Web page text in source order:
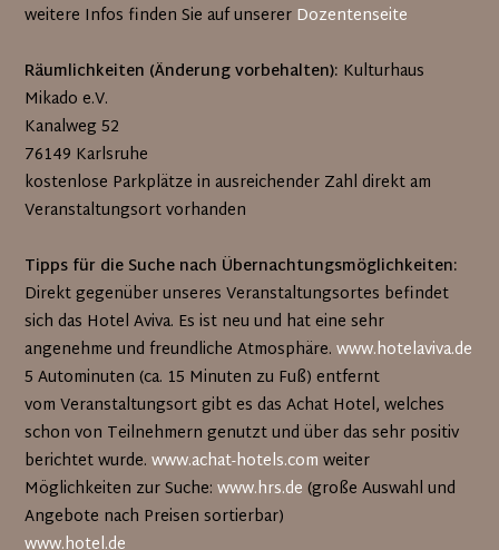
weitere Infos finden Sie auf unserer Dozentenseite
Räumlichkeiten (Änderung vorbehalten): Kulturhaus
Mikado e.V.
Kanalweg 52
76149 Karlsruhe
kostenlose Parkplätze in ausreichender Zahl direkt am
Veranstaltungsort vorhanden
Tipps für die Suche nach Übernachtungsmöglichkeiten:
Direkt gegenüber unseres Veranstaltungsortes befindet
sich das Hotel Aviva. Es ist neu und hat eine sehr
angenehme und freundliche Atmosphäre.www.hotelaviva.de
5 Autominuten (ca. 15 Minuten zu Fuß) entfernt
vom Veranstaltungsort gibt es das Achat Hotel, welches
schon von Teilnehmern genutzt und über das sehr positiv
berichtet wurde.www.achat-hotels.comweiter
Möglichkeiten zur Suche:www.hrs.de (große Auswahl und
Angebote nach Preisen sortierbar)